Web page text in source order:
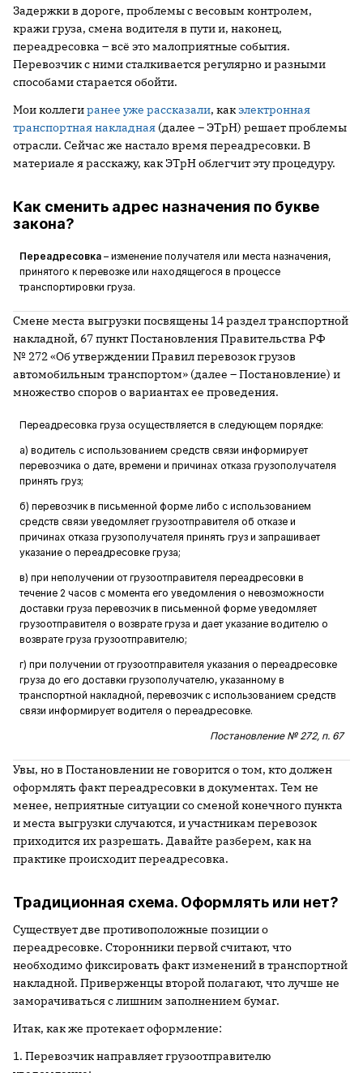
Задержки в дороге, проблемы с весовым контролем,
кражи груза, смена водителя в пути и, наконец,
переадресовка – всё это малоприятные события.
Перевозчик с ними сталкивается регулярно и разными
способами старается обойти.
Мои коллегиранее уже рассказали, какэлектронная
транспортная накладная (далее – ЭТрН) решает проблемы
отрасли. Сейчас же настало время переадресовки. В
материале я расскажу, как ЭТрН облегчит эту процедуру.
Как сменить адрес назначения по букве
закона?
Переадресовка – изменение получателя или места назначения,
принятого к перевозке или находящегося в процессе
транспортировки груза.
Смене места выгрузки посвящены 14 раздел транспортной
накладной, 67 пункт Постановления Правительства РФ
№ 272 «Об утверждении Правил перевозок грузов
автомобильным транспортом» (далее – Постановление) и
множество споров о вариантах ее проведения.
Переадресовка груза осуществляется в следующем порядке:
а) водитель с использованием средств связи информирует
перевозчика о дате, времени и причинах отказа грузополучателя
принять груз;
б) перевозчик в письменной форме либо с использованием
средств связи уведомляет грузоотправителя об отказе и
причинах отказа грузополучателя принять груз и запрашивает
указание о переадресовке груза;
в) при неполучении от грузоотправителя переадресовки в
течение 2 часов с момента его уведомления о невозможности
доставки груза перевозчик в письменной форме уведомляет
грузоотправителя о возврате груза и дает указание водителю о
возврате груза грузоотправителю;
г) при получении от грузоотправителя указания о переадресовке
груза до его доставки грузополучателю, указанному в
транспортной накладной, перевозчик с использованием средств
связи информирует водителя о переадресовке.
Постановление № 272, п. 67
Увы, но в Постановлении не говорится о том, кто должен
оформлять факт переадресовки в документах. Тем не
менее, неприятные ситуации со сменой конечного пункта
и места выгрузки случаются, и участникам перевозок
приходится их разрешать. Давайте разберем, как на
практике происходит переадресовка.
Традиционная схема. Оформлять или нет?
Существует две противоположные позиции о
переадресовке. Сторонники первой считают, что
необходимо фиксировать факт изменений в транспортной
накладной. Приверженцы второй полагают, что лучше не
заморачиваться с лишним заполнением бумаг.
Итак, как же протекает оформление:
1. Перевозчик направляет грузоотправителю